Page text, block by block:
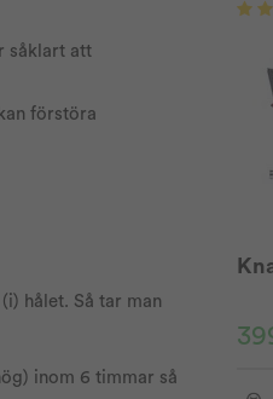
såklart att
förstöra
hålet. Så tar man
inom 6 timmar så